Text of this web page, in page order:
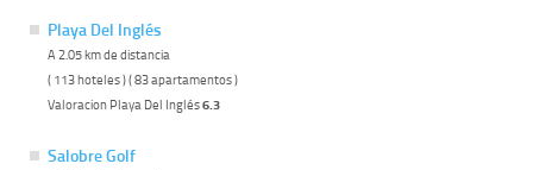
Playa Del Inglés
A 2.05 km de distancia
( 113 hoteles ) ( 83 apartamentos )
Valoracion Playa Del Inglés6.3
Salobre Golf